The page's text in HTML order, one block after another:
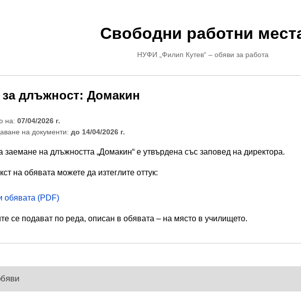
Свободни работни
НУФИ „Филип Кутев“ – обяви за работа
длъжност: Домакин
на: 07/04/2026 г.
на документи: до 14/04/2026 г.
заемане на длъжността „Домакин“ е утвърдена със заповед на директора.
на обявата можете да изтеглите оттук:
обявата (PDF)
се подават по реда, описан в обявата – на място в училището.